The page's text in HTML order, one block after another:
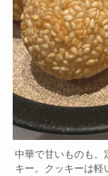
中華で甘いものも。
キー。クッキーは軽